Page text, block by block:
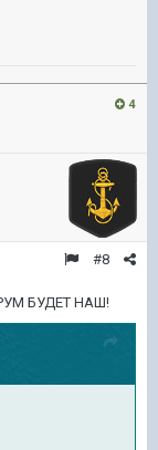
4
#8
БУДЕТ НАШ!